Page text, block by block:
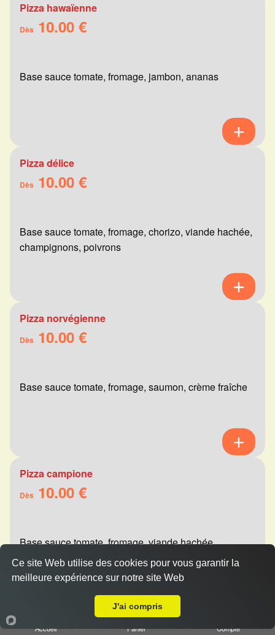
Pizza hawaïenne
Dès 10.00 €
Base sauce tomate, fromage, jambon, ananas
Pizza délice
Dès 10.00 €
Base sauce tomate, fromage, chorizo, viande hachée,
champignons, poivrons
Pizza norvégienne
Dès 10.00 €
Base sauce tomate, fromage, saumon, crème fraîche
Pizza campione
Dès 10.00 €
Base sauce tomate, fromage, viande hachée,
champignons, olives
Pizza calzone jambon
Accueil Panier Compte
Ce site Web utilise des cookies pour vous garantir la
meilleure expérience sur notre site Web
J'ai compris